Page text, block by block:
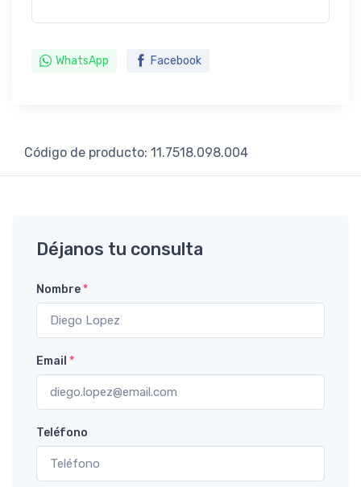
WhatsApp Facebook
Código de producto: 11.7518.098.004
Déjanos tu consulta
Nombre*
Email *
Teléfono